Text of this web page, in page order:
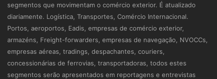
segmentos que movimentam o comércio exterior. É atualizado
diariamente. Logística, Transportes, Comércio Internacional.
Portos, aeroportos, Eadis, empresas de comércio exterior,
armazéns, Freight-forwarders, empresas de navegação, NVOCCs,
empresas aéreas, tradings, despachantes, couriers,
concessionárias de ferrovias, transportadoras, todos estes
segmentos serão apresentados em reportagens e entrevistas